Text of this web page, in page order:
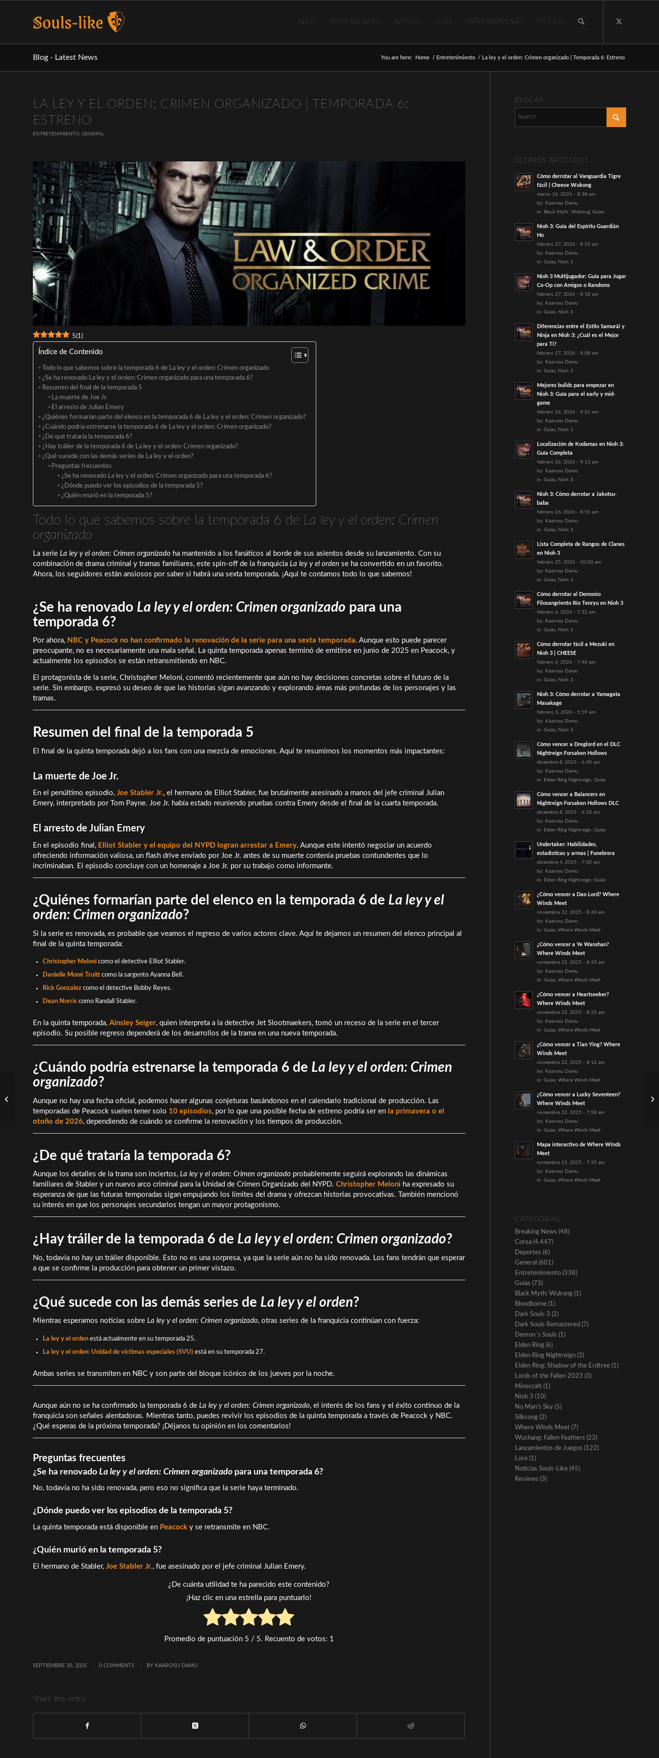
INICIO BREAKING NEWS NOTICIAS GUÍAS ENTRETENIMIENTO POLÍTICAS
Blog - Latest News You are here: Home / Entretenimiento / La ley y el orden: Crimen organizado | Temporada 6: Estreno
LA LEY Y EL ORDEN: CRIMEN ORGANIZADO | TEMPORADA 6:
ESTRENO
ENTRETENIMIENTO, GENERAL
5(1)
Índice de Contenido
Todo lo que sabemos sobre la temporada 6 de La ley y el orden: Crimen organizado
¿Se ha renovado La ley y el orden: Crimen organizado para una temporada 6?
Resumen del final de la temporada 5
La muerte de Joe Jr.
El arresto de Julian Emery
¿Quiénes formarían parte del elenco en la temporada 6 de La ley y el orden: Crimen organizado?
¿Cuándo podría estrenarse la temporada 6 de La ley y el orden: Crimen organizado?
¿De qué trataría la temporada 6?
¿Hay tráiler de la temporada 6 de La ley y el orden: Crimen organizado?
¿Qué sucede con las demás series de La ley y el orden?
Preguntas frecuentes
¿Se ha renovado La ley y el orden: Crimen organizado para una temporada 6?
¿Dónde puedo ver los episodios de la temporada 5?
¿Quién murió en la temporada 5?
Todo lo que sabemos sobre la temporada 6 de La ley y el orden: Crimen
organizado
La serie La ley y el orden: Crimen organizado ha mantenido a los fanáticos al borde de sus asientos desde su lanzamiento. Con su
combinación de drama criminal y tramas familiares, este spin-off de la franquicia La ley y el orden se ha convertido en un favorito.
Ahora, los seguidores están ansiosos por saber si habrá una sexta temporada. ¡Aquí te contamos todo lo que sabemos!
¿Se ha renovado La ley y el orden: Crimen organizado para una
temporada 6?
Por ahora, NBC y Peacock no han confirmado la renovación de la serie para una sexta temporada. Aunque esto puede parecer
preocupante, no es necesariamente una mala señal. La quinta temporada apenas terminó de emitirse en junio de 2025 en Peacock, y
actualmente los episodios se están retransmitiendo en NBC.
El protagonista de la serie, Christopher Meloni, comentó recientemente que aún no hay decisiones concretas sobre el futuro de la
serie. Sin embargo, expresó su deseo de que las historias sigan avanzando y explorando áreas más profundas de los personajes y las
tramas.
Resumen del final de la temporada 5
El final de la quinta temporada dejó a los fans con una mezcla de emociones. Aquí te resumimos los momentos más impactantes:
La muerte de Joe Jr.
En el penúltimo episodio, Joe Stabler Jr., el hermano de Elliot Stabler, fue brutalmente asesinado a manos del jefe criminal Julian
Emery, interpretado por Tom Payne. Joe Jr. había estado reuniendo pruebas contra Emery desde el final de la cuarta temporada.
El arresto de Julian Emery
En el episodio final, Elliot Stabler y el equipo del NYPD logran arrestar a Emery. Aunque este intentó negociar un acuerdo
ofreciendo información valiosa, un flash drive enviado por Joe Jr. antes de su muerte contenía pruebas contundentes que lo
incriminaban. El episodio concluye con un homenaje a Joe Jr. por su trabajo como informante.
¿Quiénes formarían parte del elenco en la temporada 6 de La ley y el
orden: Crimen organizado?
Si la serie es renovada, es probable que veamos el regreso de varios actores clave. Aquí te dejamos un resumen del elenco principal al
final de la quinta temporada:
Christopher Meloni como el detective Elliot Stabler.
Danielle Moné Truitt como la sargento Ayanna Bell.
Rick Gonzalez como el detective Bobby Reyes.
Dean Norris como Randall Stabler.
En la quinta temporada, Ainsley Seiger, quien interpreta a la detective Jet Slootmaekers, tomó un receso de la serie en el tercer
episodio. Su posible regreso dependerá de los desarrollos de la trama en una nueva temporada.
¿Cuándo podría estrenarse la temporada 6 de La ley y el orden: Crimen
organizado?
Aunque no hay una fecha oficial, podemos hacer algunas conjeturas basándonos en el calendario tradicional de producción. Las
temporadas de Peacock suelen tener solo 10 episodios, por lo que una posible fecha de estreno podría ser en la primavera o el
otoño de 2026, dependiendo de cuándo se confirme la renovación y los tiempos de producción.
¿De qué trataría la temporada 6?
Aunque los detalles de la trama son inciertos, La ley y el orden: Crimen organizado probablemente seguirá explorando las dinámicas
familiares de Stabler y un nuevo arco criminal para la Unidad de Crimen Organizado del NYPD. Christopher Meloni ha expresado su
esperanza de que las futuras temporadas sigan empujando los límites del drama y ofrezcan historias provocativas. También mencionó
su interés en que los personajes secundarios tengan un mayor protagonismo.
¿Hay tráiler de la temporada 6 de La ley y el orden: Crimen organizado?
No, todavía no hay un tráiler disponible. Esto no es una sorpresa, ya que la serie aún no ha sido renovada. Los fans tendrán que esperar
a que se confirme la producción para obtener un primer vistazo.
¿Qué sucede con las demás series de La ley y el orden?
Mientras esperamos noticias sobre La ley y el orden: Crimen organizado, otras series de la franquicia continúan con fuerza:
La ley y el orden está actualmente en su temporada 25.
La ley y el orden: Unidad de víctimas especiales (SVU) está en su temporada 27.
Ambas series se transmiten en NBC y son parte del bloque icónico de los jueves por la noche.
Aunque aún no se ha confirmado la temporada 6 de La ley y el orden: Crimen organizado, el interés de los fans y el éxito continuo de la
franquicia son señales alentadoras. Mientras tanto, puedes revivir los episodios de la quinta temporada a través de Peacock y NBC.
¿Qué esperas de la próxima temporada? ¡Déjanos tu opinión en los comentarios!
Preguntas frecuentes
¿Se ha renovado La ley y el orden: Crimen organizado para una temporada 6?
No, todavía no ha sido renovada, pero eso no significa que la serie haya terminado.
¿Dónde puedo ver los episodios de la temporada 5?
La quinta temporada está disponible en Peacock y se retransmite en NBC.
¿Quién murió en la temporada 5?
El hermano de Stabler, Joe Stabler Jr., fue asesinado por el jefe criminal Julian Emery.
¿De cuánta utilidad te ha parecido este contenido?
¡Haz clic en una estrella para puntuarlo!
Promedio de puntuación 5 / 5. Recuento de votos: 1
SEPTIEMBRE 30, 2025 / 0 COMMENTS / BY KAAROSU DAMU
Share this entry
BUSCAR
ÚLTIMOS ARTÍCULOS
Cómo derrotar al Vanguardia Tigre
fácil | Cheese Wukong
marzo 16, 2026 - 8:38 am
by: Kaarosu Damu
in: Black Myth: Wukong, Guías
Nioh 3: Guía del Espíritu Guardián
Ho
febrero 27, 2026 - 8:55 am
by: Kaarosu Damu
in: Guías, Nioh 3
Nioh 3 Multijugador: Guía para Jugar
Co-Op con Amigos o Randoms
febrero 27, 2026 - 8:18 am
by: Kaarosu Damu
in: Guías, Nioh 3
Diferencias entre el Estilo Samurái y
Ninja en Nioh 3: ¿Cuál es el Mejor
para Ti?
febrero 27, 2026 - 8:08 am
by: Kaarosu Damu
in: Guías, Nioh 3
Mejores builds para empezar en
Nioh 3: Guía para el early y mid-
game
febrero 26, 2026 - 9:51 am
by: Kaarosu Damu
in: Guías, Nioh 3
Localización de Kodamas en Nioh 3:
Guía Completa
febrero 26, 2026 - 9:13 am
by: Kaarosu Damu
in: Guías, Nioh 3
Nioh 3: Cómo derrotar a Jakotsu-
baba
febrero 26, 2026 - 8:55 am
by: Kaarosu Damu
in: Guías, Nioh 3
Lista Completa de Rangos de Clanes
en Nioh 3
febrero 25, 2026 - 10:00 am
by: Kaarosu Damu
in: Guías, Nioh 3
Cómo derrotar al Demonio
Filosangriento Río Tenryu en Nioh 3
febrero 6, 2026 - 7:52 am
by: Kaarosu Damu
in: Guías, Nioh 3
Cómo derrotar fácil a Mezuki en
Nioh 3 | CHEESE
febrero 6, 2026 - 7:40 am
by: Kaarosu Damu
in: Guías, Nioh 3
Nioh 3: Cómo derrotar a Yamagata
Masakage
febrero 3, 2026 - 5:59 am
by: Kaarosu Damu
in: Guías, Nioh 3
Cómo vencer a Dreglord en el DLC
Nightreign Forsaken Hollows
diciembre 8, 2025 - 6:40 am
by: Kaarosu Damu
in: Elden Ring Nightreign, Guías
Cómo vencer a Balancers en
Nightreign Forsaken Hollows DLC
diciembre 8, 2025 - 6:28 am
by: Kaarosu Damu
in: Elden Ring Nightreign, Guías
Undertaker: Habilidades,
estadísticas y armas | Funebrera
diciembre 4, 2025 - 7:00 am
by: Kaarosu Damu
in: Elden Ring Nightreign, Guías
¿Cómo vencer a Dao Lord? Where
Winds Meet
noviembre 22, 2025 - 8:40 am
by: Kaarosu Damu
in: Guías, Where Winds Meet
¿Cómo vencer a Ye Wanshan?
Where Winds Meet
noviembre 22, 2025 - 8:33 am
by: Kaarosu Damu
in: Guías, Where Winds Meet
¿Cómo vencer a Heartseeker?
Where Winds Meet
noviembre 22, 2025 - 8:25 am
by: Kaarosu Damu
in: Guías, Where Winds Meet
¿Cómo vencer a Tian Ying? Where
Winds Meet
noviembre 22, 2025 - 8:12 am
by: Kaarosu Damu
in: Guías, Where Winds Meet
¿Cómo vencer a Lucky Seventeen?
Where Winds Meet
noviembre 22, 2025 - 7:58 am
by: Kaarosu Damu
in: Guías, Where Winds Meet
Mapa interactivo de Where Winds
Meet
noviembre 15, 2025 - 7:35 am
by: Kaarosu Damu
in: Guías, Where Winds Meet
CATEGORÍAS
Breaking News (48)
Corea(4.447)
Deportes (6)
General (601)
Entretenimiento(338)
Guías (73)
Black Myth: Wukong(1)
Bloodborne(1)
Dark Souls 3 (2)
Dark Souls Remastered (7)
Demon´s Souls (1)
Elden Ring(6)
Elden Ring Nightreign(3)
Elden Ring: Shadow of the Erdtree(1)
Lords of the Fallen 2023 (3)
Minecraft(1)
Nioh 3 (10)
No Man’s Sky(5)
Silksong(2)
Where Winds Meet(7)
Wuchang: Fallen Feathers (23)
Lanzamientos de Juegos (122)
Lore(1)
Noticias Souls-Like(45)
Reviews (3)
Los Nuevos Animes que
Llegan a Netflix en
Octubre 2025